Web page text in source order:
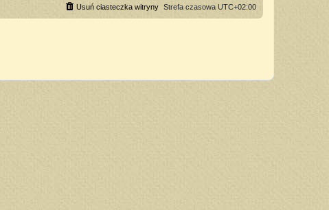
Strefa czasowa UTC+02:00
Usuń ciasteczka witryny